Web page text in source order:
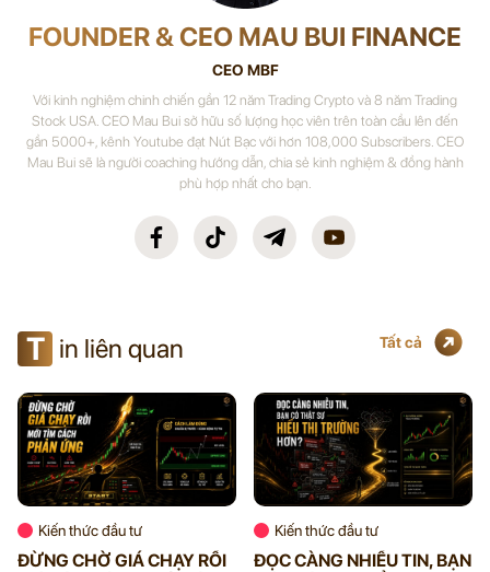
FOUNDER & CEO MAU BUI FINANCE
CEO MBF
Với kinh nghiệm chinh chiến gần 12 năm Trading Crypto và 8 năm Trading
Stock USA. CEO Mau Bui sở hữu số lượng học viên trên toàn cầu lên đến
gần 5000+, kênh Youtube đạt Nút Bạc với hơn 108,000 Subscribers. CEO
Mau Bui sẽ là người coaching hướng dẫn, chia sẻ kinh nghiệm & đồng hành
phù hợp nhất cho bạn.
T in liên quan Tất cả
Kiến thức đầu tư
ĐỪNG CHỜ GIÁ CHẠY RỒI
Kiến thức đầu tư
ĐỌC CÀNG NHIỀU TIN, BẠN